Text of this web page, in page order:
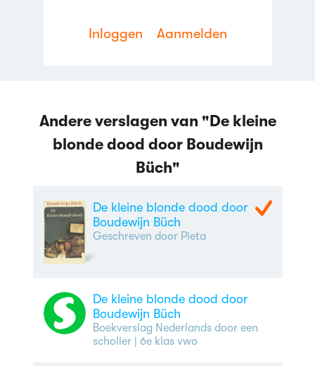
Inloggen Aanmelden
Andere verslagen van "De kleine
blonde dood door Boudewijn
Büch"
De kleine blonde dood door
Boudewijn Büch
Geschreven door Pieta
De kleine blonde dood door
Boudewijn Büch
Boekverslag Nederlands door een
scholier| 6e klas vwo